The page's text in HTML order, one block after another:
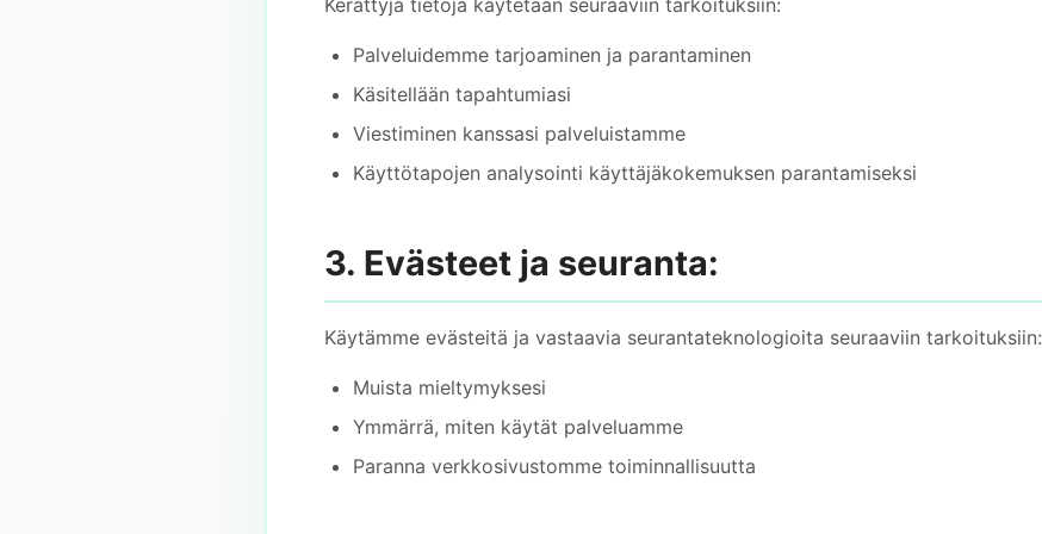
Kerättyjä tietoja käytetään seuraaviin tarkoituksiin:
Palveluidemme tarjoaminen ja parantaminen
Käsitellään tapahtumiasi
Viestiminen kanssasi palveluistamme
Käyttötapojen analysointi käyttäjäkokemuksen parantamiseksi
3. Evästeet ja seuranta:
Käytämme evästeitä ja vastaavia seurantateknologioita seuraaviin tarkoituksiin:
Muista mieltymyksesi
Ymmärrä, miten käytät palveluamme
Paranna verkkosivustomme toiminnallisuutta